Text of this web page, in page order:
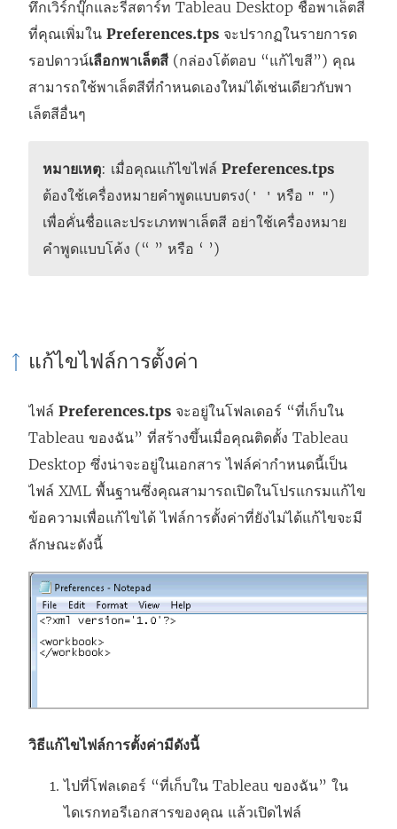
ทึกเวิร์กบุ๊กและรีสตาร์ท Tableau Desktop ชื่อพาเล็ตสี
ที่คุณเพิ่มใน Preferences.tps จะปรากฏในรายการด
รอปดาวน์เลือกพาเล็ตสี (กล่องโต้ตอบ “แก้ไขสี”) คุณ
สามารถใช้พาเล็ตสีที่กำหนดเองใหม่ได้เช่นเดียวกับพา
เล็ตสีอื่นๆ
หมายเหตุ: เมื่อคุณแก้ไขไฟล์ Preferences.tps
ต้องใช้เครื่องหมายคำพูดแบบตรง( ' ' หรือ " ")
เพื่อคั่นชื่อและประเภทพาเล็ตสี อย่าใช้เครื่องหมาย
คำพูดแบบโค้ง (“ ” หรือ ‘ ’)
แก้ไขไฟล์การตั้งค่า
ไฟล์ Preferences.tps จะอยู่ในโฟลเดอร์ “ที่เก็บใน
Tableau ของฉัน” ที่สร้างขึ้นเมื่อคุณติดตั้ง Tableau
Desktop ซึ่งน่าจะอยู่ในเอกสาร ไฟล์ค่ากำหนดนี้เป็น
ไฟล์ XML พื้นฐานซึ่งคุณสามารถเปิดในโปรแกรมแก้ไข
ข้อความเพื่อแก้ไขได้ ไฟล์การตั้งค่าที่ยังไม่ได้แก้ไขจะมี
ลักษณะดังนี้
วิธีแก้ไขไฟล์การตั้งค่ามีดังนี้
ไปที่โฟลเดอร์ “ที่เก็บใน Tableau ของฉัน” ใน
ไดเรกทอรีเอกสารของคุณ แล้วเปิดไฟล์